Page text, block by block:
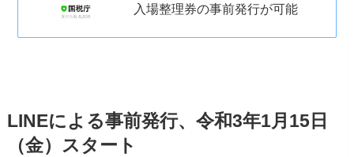
入場整理券の事前発行が可能
LINEによる事前発行、令和3年1月15日
（金）スタート